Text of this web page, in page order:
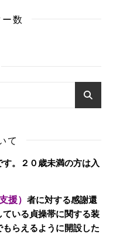
数
て
。２０歳未満の方は入
援） 者に対する感謝還
いる貞操帯に関する装
らえるように開設した